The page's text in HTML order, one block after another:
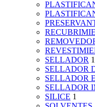
SELLADOR 1
SELLADOR
SELLADOR
SELLADOR
SILICE 1